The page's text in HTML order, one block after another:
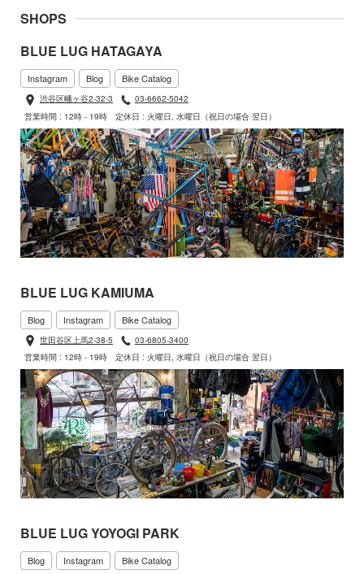
SHOPS
BLUE LUG HATAGAYA
Instagram Blog Bike Catalog
渋谷区幡ヶ谷2-32-3
03-6662-5042
営業時間 : 12時 - 19時
定休日 : 火曜日, 水曜日（祝日の場合 翌日）
BLUE LUG KAMIUMA
Blog Instagram Bike Catalog
世田谷区上馬2-38-5
03-6805-3400
営業時間 : 12時 - 19時
定休日 : 火曜日, 水曜日（祝日の場合 翌日）
BLUE LUG YOYOGI PARK
Blog Instagram Bike Catalog